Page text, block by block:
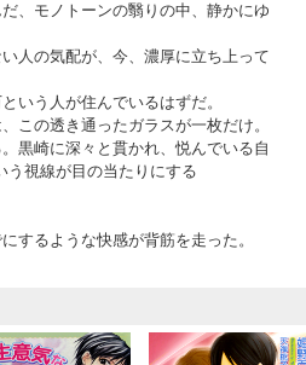
、モノトーンの翳りの中、静かにゆ
人の気配が、今、濃厚に立ち上って
いう人が住んでいるはずだ。
この透き通ったガラスが一枚だけ。
黒崎に深々と貫かれ、悦んでいる自
う視線が目の当たりにする
するような快感が背筋を走った。